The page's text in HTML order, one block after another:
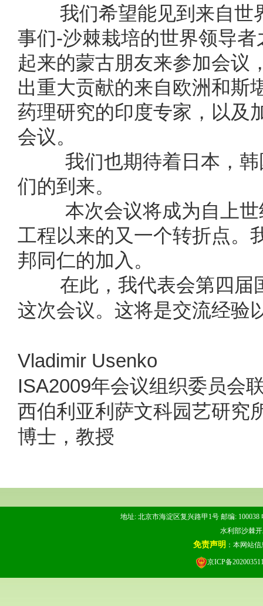
我们希望能见到来自世
事们-沙棘栽培的世界领导
起来的蒙古朋友来参加会议
出重大贡献的来自欧洲和斯
药理研究的印度专家，以及
会议。
我们也期待着日本，韩
们的到来。
本次会议将成为自上世
工程以来的又一个转折点。
邦同仁的加入。
在此，我代表会第四届
这次会议。这将是交流经验
Vladimir Usenko
ISA2009年会议组织委员会
西伯利亚利萨文科园艺研究
博士，教授
地址: 北京市海淀区复兴路甲1号 邮编: 100038
水利部沙棘
免责声明 ：本网站
京ICP备